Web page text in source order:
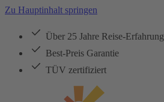
Zu Hauptinhalt springen
Über 25 Jahre Reise-Erfahrung
Best-Preis Garantie
TÜV zertifiziert